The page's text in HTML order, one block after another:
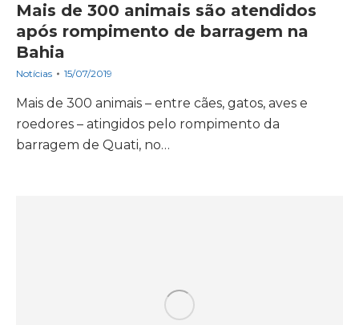
Mais de 300 animais são atendidos
após rompimento de barragem na
Bahia
Notícias 15/07/2019
Mais de 300 animais – entre cães, gatos, aves e
roedores – atingidos pelo rompimento da
barragem de Quati, no…